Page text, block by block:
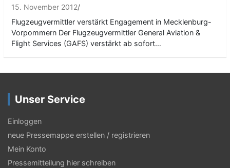
15. November 2012
Flugzeugvermittler verstärkt Engagement in Mecklenburg-
Vorpommern Der Flugzeugvermittler General Aviation &
Flight Services (GAFS) verstärkt ab sofort…
Unser Service
Einloggen
neue Pressemappe erstellen / registrieren
Mein Konto
Pressemitteilung hier schreiben